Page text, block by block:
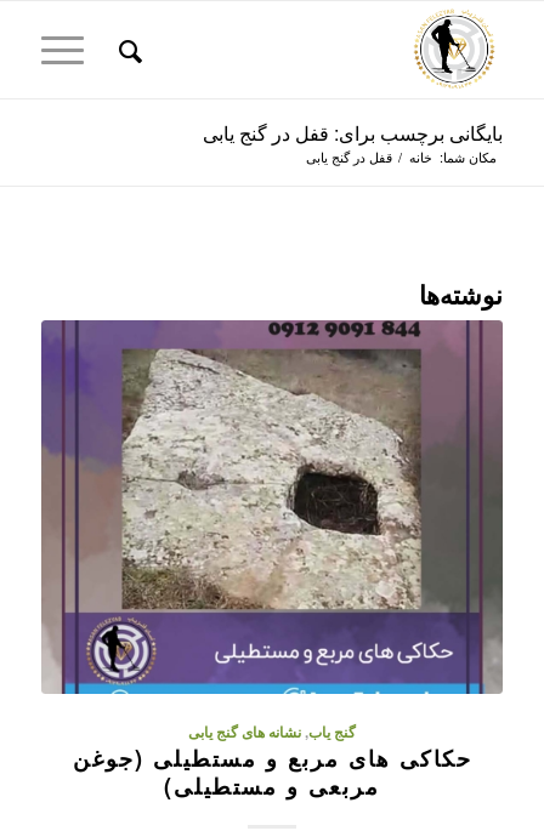
بایگانی برچسب برای: قفل در گنج یابی
مکان شما: خانه / قفل در گنج یابی
نوشته‌ها
گنج یاب,نشانه های گنج یابی
حکاکی های مربع و مستطیلی (جوغن
مربعی و مستطیلی)